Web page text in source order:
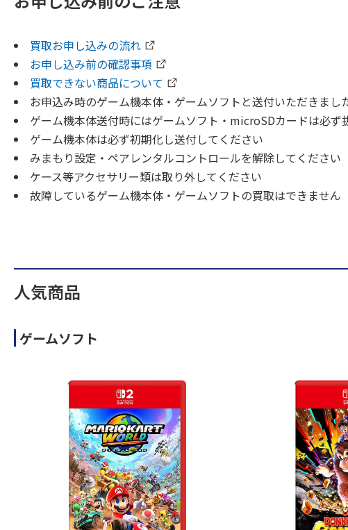
買取お申し込みの流れ
お申し込み前の確認事項
買取できない商品について
お申込み時のゲーム機本体・ゲームソフトと送付いただきま
ゲーム機本体送付時にはゲームソフト・microSDカードは必ず
ゲーム機本体は必ず初期化し送付してください
みまもり設定・ペアレンタルコントロールを解除してください
ケース等アクセサリー類は取り外してください
故障しているゲーム機本体・ゲームソフトの買取はできません
人気商品
ゲームソフト